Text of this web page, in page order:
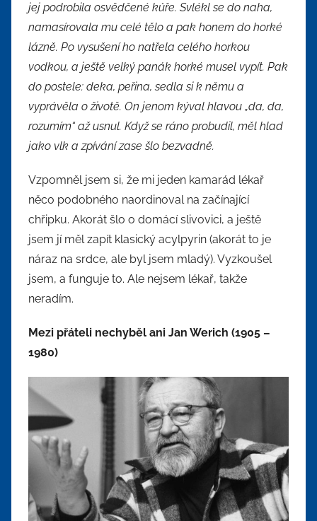
jej podrobila osvědčené kůře. Svlékl se do naha,
namasírovala mu celé tělo a pak honem do horké
lázně. Po vysušení ho natřela celého horkou
vodkou, a ještě velký panák horké musel vypít. Pak
do postele: deka, peřina, sedla si k němu a
vyprávěla o životě. On jenom kýval hlavou „da, da,
rozumím“ až usnul. Když se ráno probudil, měl hlad
jako vlk a zpívání zase šlo bezvadně.
Vzpomněl jsem si, že mi jeden kamarád lékař
něco podobného naordinoval na začínající
chřipku. Akorát šlo o domácí slivovici, a ještě
jsem jí měl zapít klasický acylpyrin (akorát to je
náraz na srdce, ale byl jsem mladý). Vyzkoušel
jsem, a funguje to. Ale nejsem lékař, takže
neradím.
Mezi přáteli nechyběl ani Jan Werich (1905 –
1980)